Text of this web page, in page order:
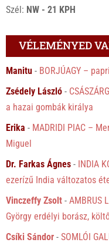
Szél: NW - 21 KPH
VÉLEMÉNYED
Manitu - BORJÚAGY –
Zsédely László -
a hazai gombák királya
Erika - MADRIDI PIAC –
Miguel
Dr. Farkas Ágnes - INDIA
ezerízű India változatos
Vinczeffy Zsolt -AMBRUS
György erdélyi borász,
Csíki Sándor -SOMLÓI